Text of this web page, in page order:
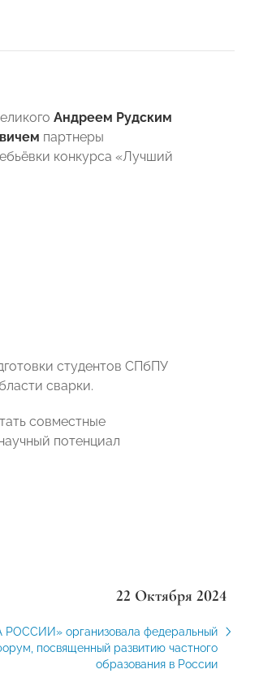
Андреем Рудским
партнеры
конкурса «Лучший
студентов СПбПУ
сварки.
совместные
потенциал
22 Октября 2024
организовала федеральный
посвященный развитию частного
образования в России